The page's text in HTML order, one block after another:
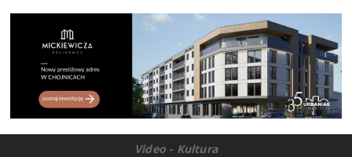
Video - Kultura